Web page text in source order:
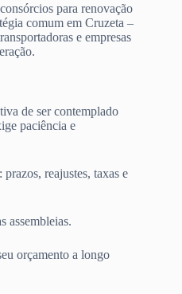
para renovação
comum em Cruzeta –
e empresas
de ser contemplado
paciência e
reajustes, taxas e
assembleias.
orçamento a longo